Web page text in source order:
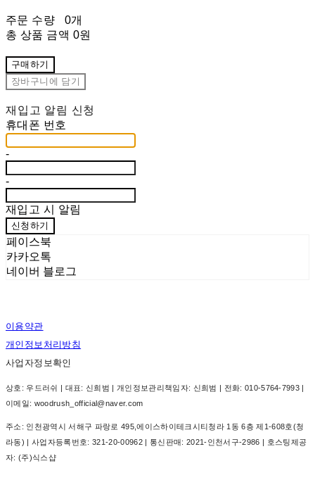
주문 수량
0개
총 상품 금액 0원
구매하기
장바구니에 담기
재입고 알림 신청
휴대폰 번호
-
-
재입고 시 알림
신청하기
페이스북
카카오톡
네이버 블로그
이용약관
개인정보처리방침
사업자정보확인
상호: 우드러쉬 | 대표: 신희범 | 개인정보관리책임자: 신희범 | 전화: 010-5764-7993 |
이메일: woodrush_official@naver.com
주소: 인천광역시 서해구 파랑로 495,에이스하이테크시티청라 1동 6층 제1-608호(청
라동) | 사업자등록번호: 321-20-00962| 통신판매: 2021-인천서구-2986 | 호스팅제공
자: (주)식스샵